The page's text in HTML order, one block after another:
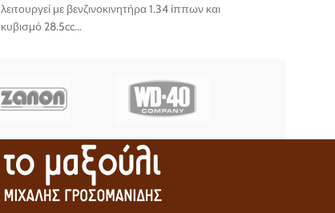
λειτουργεί με βενζινοκινητήρα 1.34 ίππων και
κυβισμό 28.5cc...